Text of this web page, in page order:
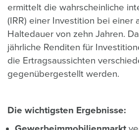
ermittelt die wahrscheinliche
(IRR) einer Investition bei einer
Haltedauer von zehn Jahren.
jährliche Renditen für
die Ertragsaussichten
gegenübergestellt werden.
Die wichtigsten Ergebnisse: